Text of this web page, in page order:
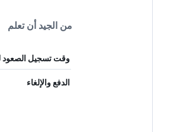
من الجيد أن تعلم
وقت تسجيل الصعود
الدفع والإلغاء